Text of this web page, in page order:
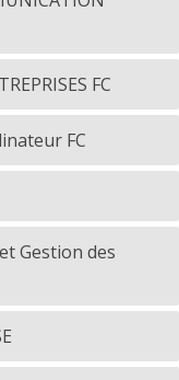
FC
FC
Gestion des